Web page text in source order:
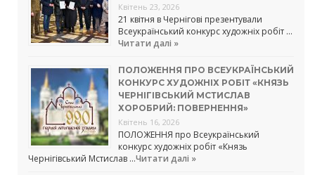
Квітень 23, 2026
21 квітня в Чернігові презентували
Всеукраїнський конкурс художніх робіт …
Читати далі »
ПОЛОЖЕННЯ ПРО ВСЕУКРАЇНСЬКИЙ
КОНКУРС ХУДОЖНІХ РОБІТ «КНЯЗЬ
ЧЕРНІГІВСЬКИЙ МСТИСЛАВ
ХОРОБРИЙ: ПОВЕРНЕННЯ»
Квітень 16, 2026
ПОЛОЖЕННЯ про Всеукраїнський
конкурс художніх робіт «Князь
Чернігівський Мстислав …Читати далі »